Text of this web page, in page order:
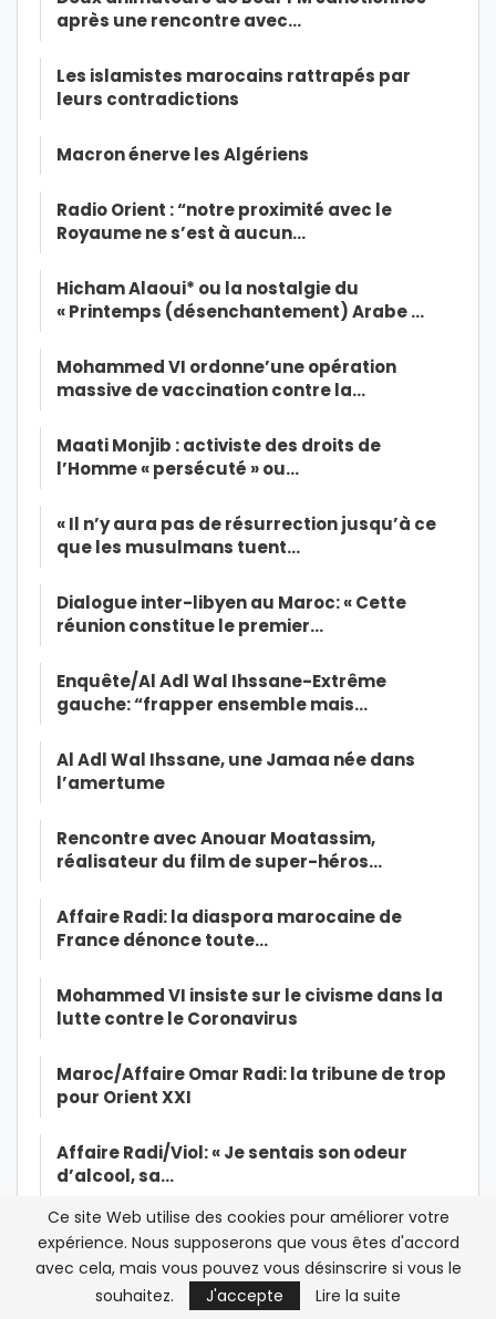
après une rencontre avec…
Les islamistes marocains rattrapés par
leurs contradictions
Macron énerve les Algériens
Radio Orient : “notre proximité avec le
Royaume ne s’est à aucun…
Hicham Alaoui* ou la nostalgie du
« Printemps (désenchantement) Arabe …
Mohammed VI ordonne’une opération
massive de vaccination contre la…
Maati Monjib : activiste des droits de
l’Homme « persécuté » ou…
« Il n’y aura pas de résurrection jusqu’à ce
que les musulmans tuent…
Dialogue inter-libyen au Maroc: « Cette
réunion constitue le premier…
Enquête/Al Adl Wal Ihssane-Extrême
gauche: “frapper ensemble mais…
Al Adl Wal Ihssane, une Jamaa née dans
l’amertume
Rencontre avec Anouar Moatassim,
réalisateur du film de super-héros…
Affaire Radi: la diaspora marocaine de
France dénonce toute…
Mohammed VI insiste sur le civisme dans la
lutte contre le Coronavirus
Maroc/Affaire Omar Radi: la tribune de trop
pour Orient XXI
Affaire Radi/Viol: « Je sentais son odeur
d’alcool, sa…
Qui a encore peur de Human Rights Watch ?
Exclusif-Sexe, mensonges et vidéo : la
victime présumée du viol est…
Ce site Web utilise des cookies pour améliorer votre
expérience. Nous supposerons que vous êtes d'accord
avec cela, mais vous pouvez vous désinscrire si vous le
souhaitez.
J'accepte Lire la suite